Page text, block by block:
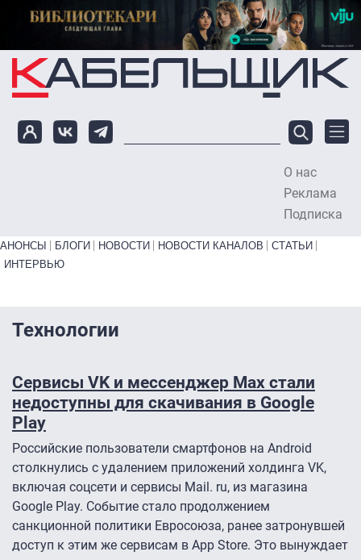
Перейти к основному содержанию
О нас
Реклама
Подписка
Primary links bottom
АНОНСЫ БЛОГИ НОВОСТИ НОВОСТИ КАНАЛОВ
СТАТЬИ
ИНТЕРВЬЮ
Технологии
Сервисы VK и мессенджер Мах стали
недоступны для скачивания в Google
Play
Российские пользователи смартфонов на Android
столкнулись с удалением приложений холдинга VK,
включая соцсети и сервисы Mail. ru, из магазина
Google Play. Событие стало продолжением
санкционной политики Евросоюза, ранее затронувшей
доступ к этим же сервисам в App Store. Это вынуждает